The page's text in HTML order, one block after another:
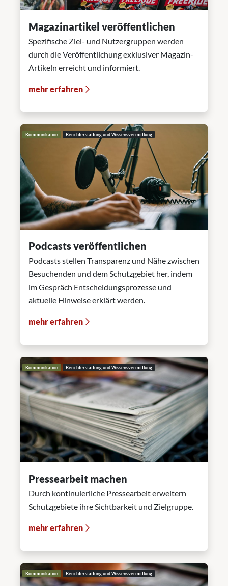
Magazinartikel veröffentlichen
Spezifische Ziel- und Nutzergruppen werden
durch die Veröffentlichung exklusiver Magazin-
Artikeln erreicht und informiert.
mehr erfahren
Kommunikation Berichterstattung und Wissensvermittlung
Podcasts veröffentlichen
Podcasts stellen Transparenz und Nähe zwischen
Besuchenden und dem Schutzgebiet her, indem
im Gespräch Entscheidungsprozesse und
aktuelle Hinweise erklärt werden.
mehr erfahren
Kommunikation Berichterstattung und Wissensvermittlung
Pressearbeit machen
Durch kontinuierliche Pressearbeit erweitern
Schutzgebiete ihre Sichtbarkeit und Zielgruppe.
mehr erfahren
Kommunikation Berichterstattung und Wissensvermittlung